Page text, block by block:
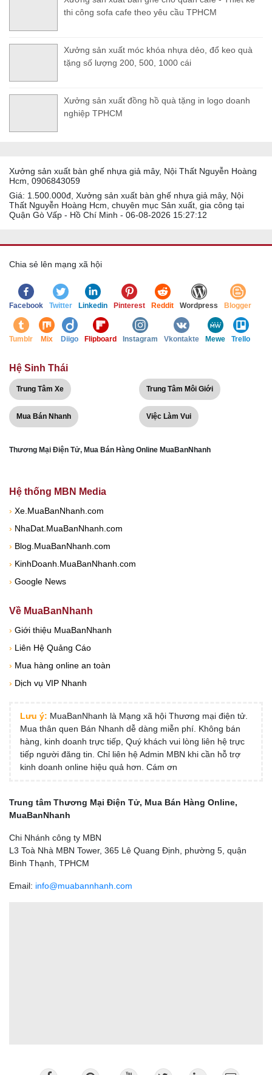
thi công sofa cafe theo yêu cầu TPHCM
Xưởng sản xuất móc khóa nhựa dẻo, đổ keo quà
tặng số lượng 200, 500, 1000 cái
Xưởng sản xuất đồng hồ quà tặng in logo doanh
nghiệp TPHCM
Xưởng sản xuất bàn ghế nhựa giả mây, Nội Thất Nguyễn Hoàng
Hcm, 0906843059
Giá: 1.500.000đ, Xưởng sản xuất bàn ghế nhựa giả mây, Nội
Thất Nguyễn Hoàng Hcm, chuyên mục Sản xuất, gia công tại
Quận Gò Vấp - Hồ Chí Minh - 06-08-2026 15:27:12
Chia sẻ lên mạng xã hội
Facebook Twitter Linkedin Pinterest Reddit Wordpress Blogger
Tumblr Mix Diigo Flipboard Instagram Vkontakte Mewe Trello
Hệ Sinh Thái
Trung Tâm Xe Trung Tâm Môi Giới
Mua Bán Nhanh Việc Làm Vui
Thương Mại Điện Tử, Mua Bán Hàng Online MuaBanNhanh
Hệ thống MBN Media
› Xe.MuaBanNhanh.com
› NhaDat.MuaBanNhanh.com
› Blog.MuaBanNhanh.com
› KinhDoanh.MuaBanNhanh.com
› Google News
Về MuaBanNhanh
› Giới thiệu MuaBanNhanh
› Liên Hệ Quảng Cáo
› Mua hàng online an toàn
› Dịch vụ VIP Nhanh
Lưu ý: MuaBanNhanh là Mạng xã hội Thương mại điện tử.
Mua thân quen Bán Nhanh dễ dàng miễn phí. Không bán
hàng, kinh doanh trực tiếp, Quý khách vui lòng liên hệ trực
tiếp người đăng tin. Chỉ liên hệ Admin MBN khi cần hỗ trợ
kinh doanh online hiệu quả hơn. Cám ơn
Trung tâm Thương Mại Điện Tử, Mua Bán Hàng Online,
MuaBanNhanh
Chi Nhánh công ty MBN
L3 Toà Nhà MBN Tower, 365 Lê Quang Định, phường 5, quận
Bình Thạnh, TPHCM
Email: info@muabannhanh.com